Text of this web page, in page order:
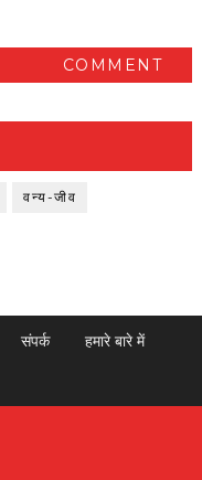
COMMENT
वन्य-जीव
संपर्क
हमारे बारे में